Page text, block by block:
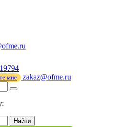
мне zakaz@ofme.ru
Найти